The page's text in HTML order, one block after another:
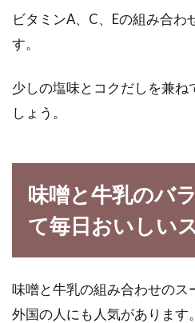
ビタミンA、C、Eの組み合
す。
少しの塩味とコクだしを兼ね
しょう。
味噌と牛乳のバ
て毎日おいしい
味噌と牛乳の組み合わせのス
外国の人にも人気があります。